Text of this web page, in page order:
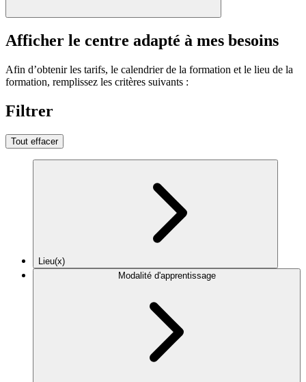
Afficher le centre adapté à mes besoins
Afin d’obtenir les tarifs, le calendrier de la formation et le lieu de la
formation, remplissez les critères suivants :
Filtrer
Tout effacer
Lieu(x)
Modalité d'apprentissage